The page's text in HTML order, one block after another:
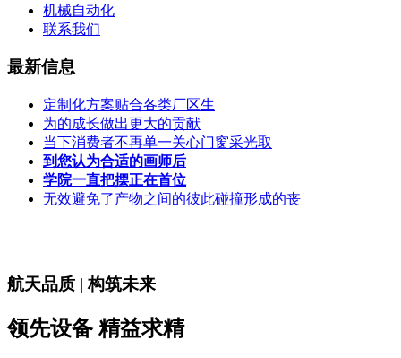
机械自动化
联系我们
最新信息
定制化方案贴合各类厂区生
为的成长做出更大的贡献
当下消费者不再单一关心门窗采光取
到您认为合适的画师后
学院一直把摆正在首位
无效避免了产物之间的彼此碰撞形成的丧
航天品质 | 构筑未来
领先设备 精益求精